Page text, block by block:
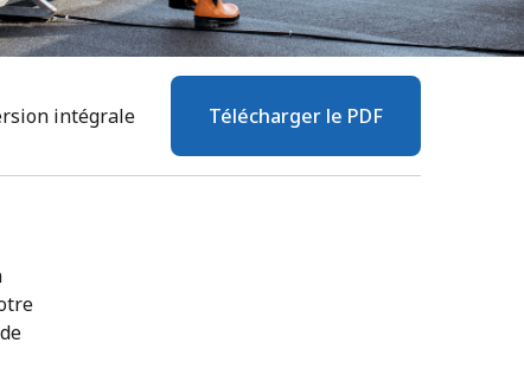
intégrale Télécharger le PDF